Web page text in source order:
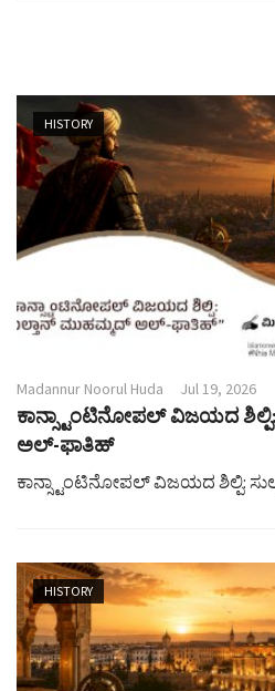
HISTORY
Madannur Noorul Huda Jul 19, 2026
ಕಾನ್ಸ್ಟಾಂಟಿನೋಪಲ್ ವಿಜಯದ
ಅಲ್-ಫಾತಿಹ್
ಕಾನ್ಸ್ಟಾಂಟಿನೋಪಲ್ ವಿಜಯದ ಶಿಲ್ಪಿ:
HISTORY